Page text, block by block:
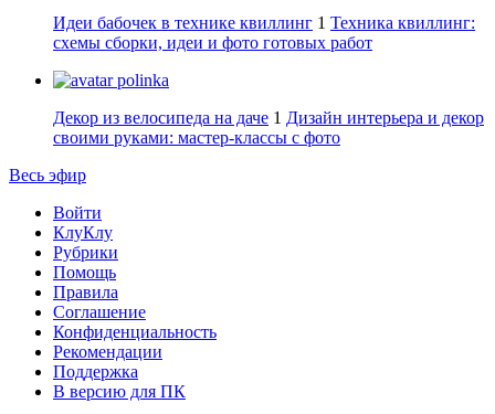
Идеи бабочек в технике квиллинг 1 Техника квиллинг:
схемы сборки, идеи и фото готовых работ
polinka
Декор из велосипеда на даче 1 Дизайн интерьера и декор
своими руками: мастер-классы с фото
Весь эфир
Войти
КлуКлу
Рубрики
Помощь
Правила
Соглашение
Конфиденциальность
Рекомендации
Поддержка
В версию для ПК